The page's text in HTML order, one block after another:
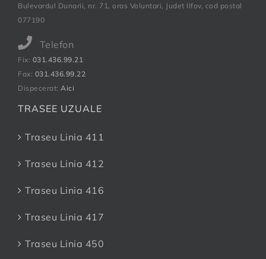
Bulevardul Dunarii, nr. 71, oras Voluntari, Judet Ilfov, cod postal
077190
Telefon
Fix: 031.436.99.21
Fax: 031.436.99.22
Dispecerat: Aici
TRASEE UZUALE
Traseu Linia 411
Traseu Linia 412
Traseu Linia 416
Traseu Linia 417
Traseu Linia 450